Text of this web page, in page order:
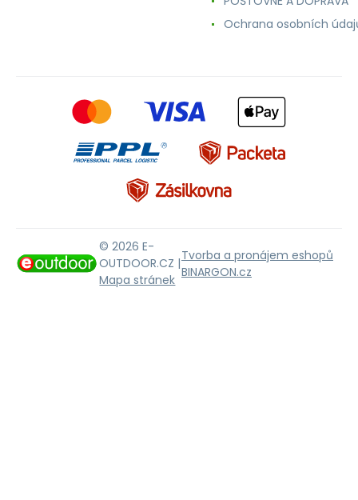
Ochrana osobních
© 2026 E-
OUTDOOR.CZ |
Mapa stránek
Tvorba a pronájem eshopů
BINARGON.cz